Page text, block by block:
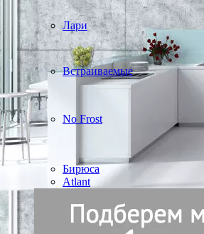
Лари
Встраиваемые
No Frost
Бирюса
Atlant